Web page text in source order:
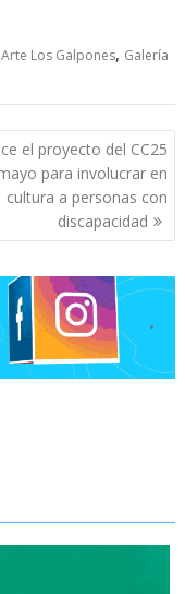
Los Galpones, Galería
el proyecto del CC25
para involucrar en
cultura a personas con
discapacidad